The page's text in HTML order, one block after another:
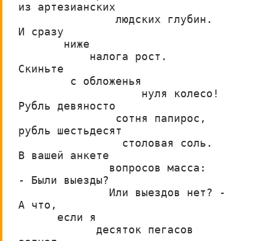
из артезианских
               людских глубин.
И сразу
       ниже
           налога рост.
Скиньте
        с обложенья
                   нуля колесо!
Рубль девяносто
               сотня папирос,
рубль шестьдесят
                столовая соль.
В вашей анкете
              вопросов масса:
- Были выезды?
              Или выездов нет? -
А что,
      если я
            десяток пегасов